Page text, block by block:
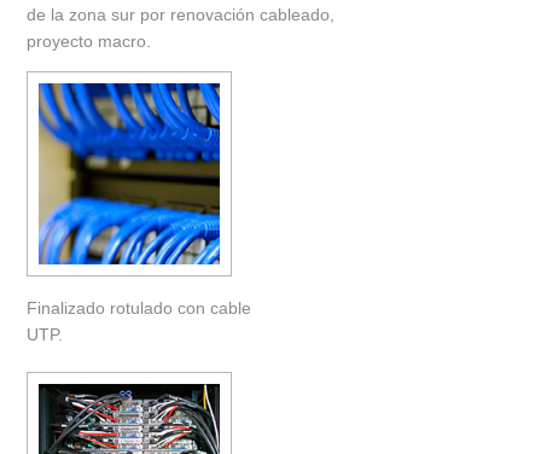
de la zona sur por renovación cableado,
proyecto macro.
Finalizado rotulado con cable
UTP.